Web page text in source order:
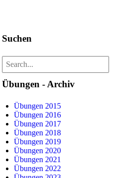
Suchen
Übungen - Archiv
Übungen 2015
Übungen 2016
Übungen 2017
Übungen 2018
Übungen 2019
Übungen 2020
Übungen 2021
Übungen 2022